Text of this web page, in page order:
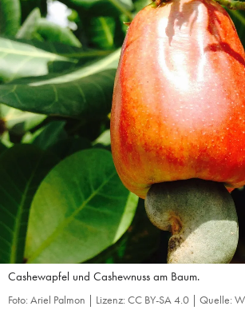
Cashewapfel und Cashewnuss am Baum.
Foto: Ariel Palmon | Lizenz: CC BY-SA 4.0 | Quelle: